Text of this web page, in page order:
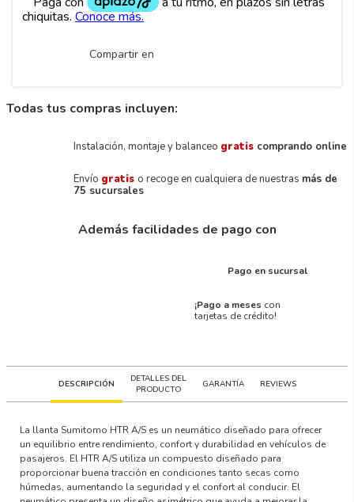
Compartir en
Todas tus compras incluyen:
Instalación, montaje y balanceo gratis comprando online
Envío gratis o recoge en cualquiera de nuestras más de
75 sucursales
Además facilidades de pago con
Pago en sucursal
¡Pago a meses con
tarjetas de crédito!
DESCRIPCIÓN
DETALLES DEL
PRODUCTO
GARANTÍA REVIEWS
La llanta Sumitomo HTR A/S es un neumático diseñado para ofrecer
un equilibrio entre rendimiento, confort y durabilidad en vehículos de
pasajeros. El HTR A/S utiliza un compuesto diseñado para
proporcionar buena tracción en condiciones tanto secas como
húmedas, aumentando la seguridad y el confort al conducir. El